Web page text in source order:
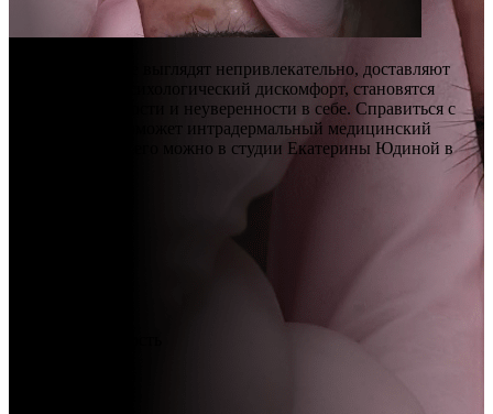
Дефекты на коже выглядят непривлекательно, доставляют
значительный психологический дискомфорт, становятся
причиной зажатости и неуверенности в себе. Справиться с
недостатками поможет интрадермальный медицинский
татуаж. Сделать его можно в студии Екатерины Юдиной в